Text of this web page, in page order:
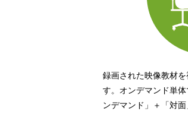
録画された映像教材
す。オンデマンド単
ンデマンド」＋「対